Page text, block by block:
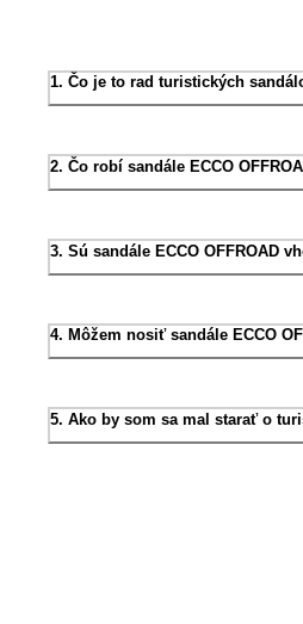
1. Čo je to rad turistických
2. Čo robí sandále ECCO
3. Sú sandále ECCO OFFROAD
4. Môžem nosiť sandále ECCO
5. Ako by som sa mal starať o